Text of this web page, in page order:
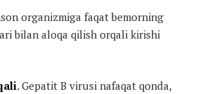
organizmiga faqat bemorning
bilan aloqa qilish orqali kirishi
. Gepatit B virusi nafaqat qonda,